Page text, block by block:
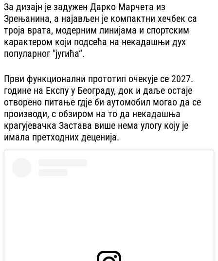
За дизајн је задужен Дарко Марчета из
Зрењанина, а најављен је компактни хечбек са
троја врата, модерним линијама и спортским
карактером који подсећа на некадашњи дух
популарног "југића“.
Први функционални прототип очекује се 2027.
године на Експу у Београду, док и даље остаје
отворено питање гдје би аутомобил могао да се
производи, с обзиром на то да некадашња
крагујевачка Застава више нема улогу коју је
имала претходних деценија.